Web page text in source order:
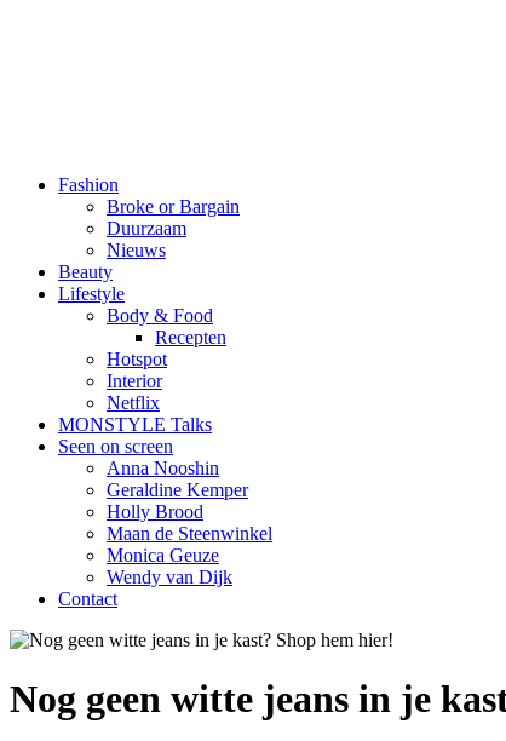
Fashion
Broke or Bargain
Duurzaam
Nieuws
Beauty
Lifestyle
Body & Food
Recepten
Hotspot
Interior
Netflix
MONSTYLE Talks
Seen on screen
Anna Nooshin
Geraldine Kemper
Holly Brood
Maan de Steenwinkel
Monica Geuze
Wendy van Dijk
Contact
Nog geen witte jeans in je